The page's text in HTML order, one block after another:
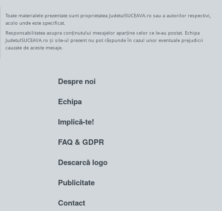
Toate materialele prezentate sunt proprietatea JudetulSUCEAVA.ro sau a autorilor respectivi,
acolo unde este specificat.
Responsabilitatea asupra conținutului mesajelor aparține celor ce le-au postat. Echipa
JudetulSUCEAVA.ro și site-ul prezent nu pot răspunde în cazul unor eventuale prejudicii
cauzate de aceste mesaje.
Despre noi
Echipa
Implică-te!
FAQ & GDPR
Descarcă logo
Publicitate
Contact